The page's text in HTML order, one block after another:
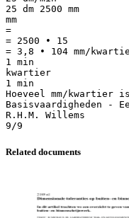
Related documents